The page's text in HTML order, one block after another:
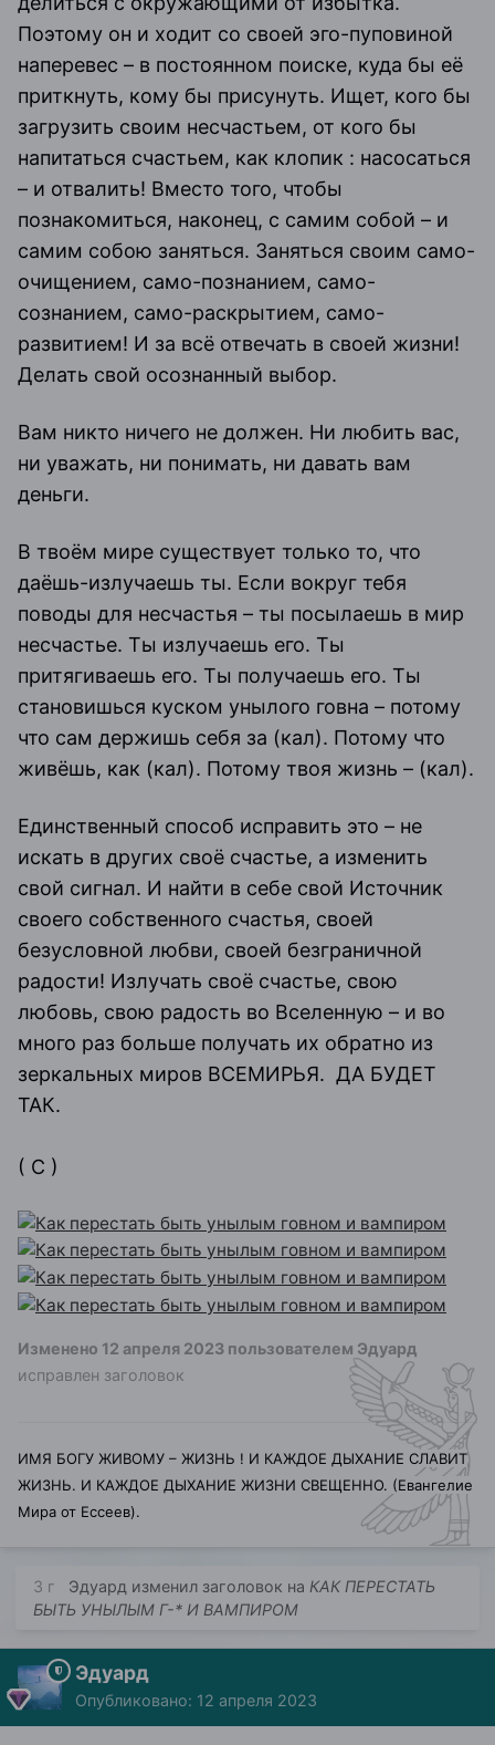
Поэтому он и ходит со своей эго-пуповиной
наперевес – в постоянном поиске, куда бы её
приткнуть, кому бы присунуть. Ищет, кого бы
загрузить своим несчастьем, от кого бы
напитаться счастьем, как клопик : насосаться
– и отвалить! Вместо того, чтобы
познакомиться, наконец, с самим собой – и
самим собою заняться. Заняться своим само-
очищением, само-познанием, само-
сознанием, само-раскрытием, само-
развитием! И за всё отвечать в своей жизни!
Делать свой осознанный выбор.
Вам никто ничего не должен. Ни любить вас,
ни уважать, ни понимать, ни давать вам
деньги.
В твоём мире существует только то, что
даёшь-излучаешь ты. Если вокруг тебя
поводы для несчастья – ты посылаешь в мир
несчастье. Ты излучаешь его. Ты
притягиваешь его. Ты получаешь его. Ты
становишься куском унылого говна – потому
что сам держишь себя за (кал). Потому что
живёшь, как (кал). Потому твоя жизнь – (кал).
Единственный способ исправить это – не
искать в других своё счастье, а изменить
свой сигнал. И найти в себе свой Источник
своего собственного счастья, своей
безусловной любви, своей безграничной
радости! Излучать своё счастье, свою
любовь, свою радость во Вселенную – и во
много раз больше получать их обратно из
зеркальных миров ВСЕМИРЬЯ. ДА БУДЕТ
ТАК.
( С )
Изменено 12 апреля 2023 пользователем Эдуард
исправлен заголовок
ИМЯ БОГУ ЖИВОМУ – ЖИЗНЬ ! И КАЖДОЕ ДЫХАНИЕ СЛАВИТ
ЖИЗНЬ. И КАЖДОЕ ДЫХАНИЕ ЖИЗНИ СВЕЩЕННО. (Евангелие
Мира от Ессеев).
3 г Эдуард изменил заголовок на КАК ПЕРЕСТАТЬ
БЫТЬ УНЫЛЫМ Г-* И ВАМПИРОМ
Эдуард
Опубликовано: 12 апреля 2023